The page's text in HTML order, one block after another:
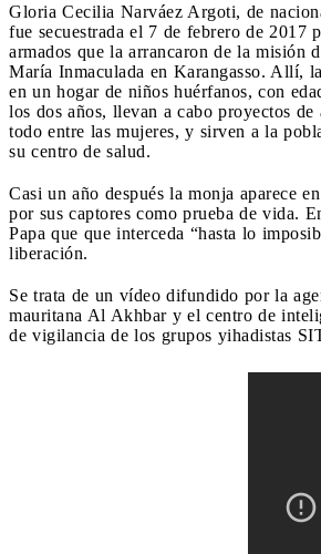
Gloria Cecilia Narváez Argoti, de
fue secuestrada el 7 de febrero de 2017
armados que la arrancaron de la misión
María Inmaculada en Karangasso. Allí,
en un hogar de niños huérfanos, con
los dos años, llevan a cabo proyectos de
todo entre las mujeres, y sirven a la
su centro de salud.
Casi un año después la monja aparece
por sus captores como prueba de vida.
Papa que que interceda “hasta lo
liberación.
Se trata de un vídeo difundido por la
mauritana Al Akhbar y el centro de
de vigilancia de los grupos yihadistas